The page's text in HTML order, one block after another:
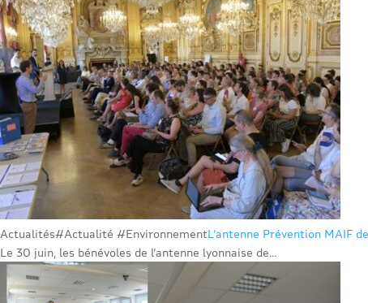
Actualités#Actualité #EnvironnementL’antenne Prévention MAIF
Le 30 juin, les bénévoles de l’antenne lyonnaise de...